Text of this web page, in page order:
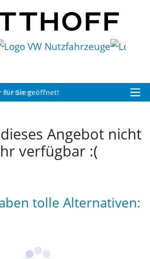
für Sie geöffnet!
Angebot nicht
verfügbar :(
tolle Alternativen: